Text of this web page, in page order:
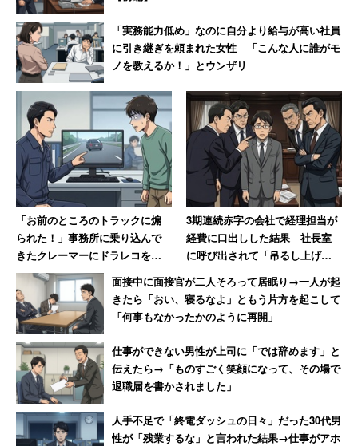
「実務能力低め」なのに自分より給与が高い社員
に引き継ぎを頼まれた女性 「こんな人に誰がモ
ノを教えるか！」とウンザリ
「お前のところのトラックに煽
られた！」事務所に乗り込んで
きたクレーマーにドラレコを見
せた結果→蛇行運転が発覚し
「逃げるように去っていった」
3期連続赤字の会社で経理担当が
経費に口出しした結果 社長室
に呼び出されて「吊るし上げ」
面接中に面接官が二人そろって居眠り→一人が起
きたら「おい、寝るなよ」ともう片方を起こして
「何事もなかったかのように再開」
仕事ができない男性が上司に「では辞めます」と
伝えたら→「ものすごく笑顔になって、その場で
退職届を書かされました」
人手不足で「終電ダッシュの日々」だった30代男
性が「残業するな」と言われた結果→仕事がアホ